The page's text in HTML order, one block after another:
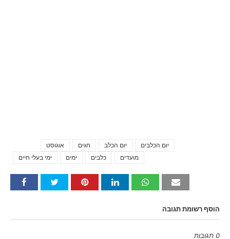
אוגוסט חגים יום הכלב
יום הכלבים
ימי בעלי חיים
ימים כלבים מועדים
הוסף רשומת תגובה
0 תגובות